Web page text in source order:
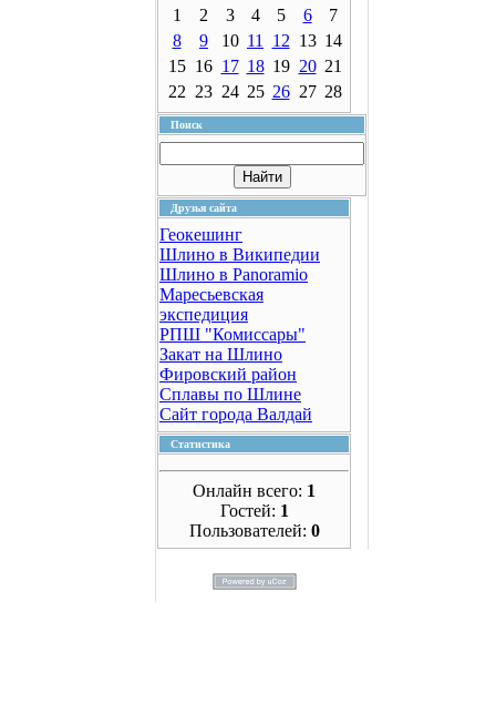
1
2 3 4 5 6
7
8
9 10 11 12 13 14
15 16 17 18 19 20 21
22 23 24 25 26 27 28
Поиск
Друзья сайта
Геокешинг
Шлино в Википедии
Шлино в Panoramio
Маресьевская
экспедиция
РПШ "Комиссары"
Закат на Шлино
Фировский район
Сплавы по Шлине
Сайт города Валдай
Статистика
Онлайн всего: 1
Гостей: 1
Пользователей: 0